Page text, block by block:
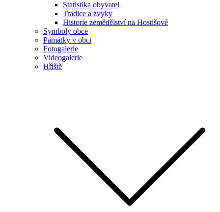
Statistika obyvatel
Tradice a zvyky
Historie zemědělství na Hostišové
Symboly obce
Památky v obci
Fotogalerie
Videogalerie
Hřiště